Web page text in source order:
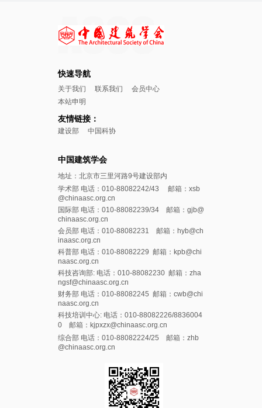
快速导航
关于我们 联系我们
会员中心
本站申明
友情链接：
建设部 中国科协
中国建筑学会
地址：北京市三里河路9号建设部内
学术部 电话：010-88082242/43 邮箱：xsb
@chinaasc.org.cn
国际部 电话：010-88082239/34 邮箱：gjb@
chinaasc.org.cn
会员部 电话：010-88082231 邮箱：hyb@ch
inaasc.org.cn
科普部 电话：010-88082229 邮箱：kpb@chi
naasc.org.cn
科技咨询部: 电话：010-88082230 邮箱：zha
ngsf@chinaasc.org.cn
财务部 电话：010-88082245 邮箱：cwb@chi
naasc.org.cn
科技培训中心: 电话：010-88082226/8836004
0 邮箱：kjpxzx@chinaasc.org.cn
综合部 电话：010-88082224/25 邮箱：zhb
@chinaasc.org.cn